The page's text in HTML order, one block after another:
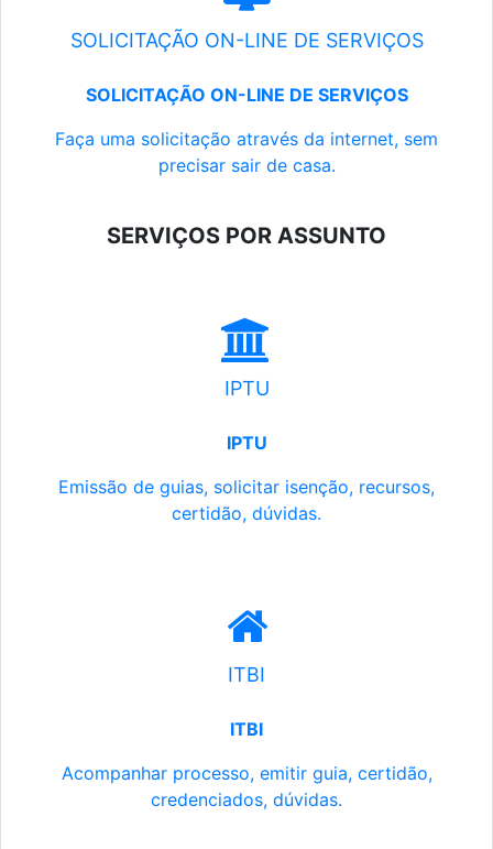
SOLICITAÇÃO ON-LINE DE SERVIÇOS
SOLICITAÇÃO ON-LINE DE SERVIÇOS
Faça uma solicitação através da internet, sem
precisar sair de casa.
SERVIÇOS POR ASSUNTO
IPTU
IPTU
Emissão de guias, solicitar isenção, recursos,
certidão, dúvidas.
ITBI
ITBI
Acompanhar processo, emitir guia, certidão,
credenciados, dúvidas.